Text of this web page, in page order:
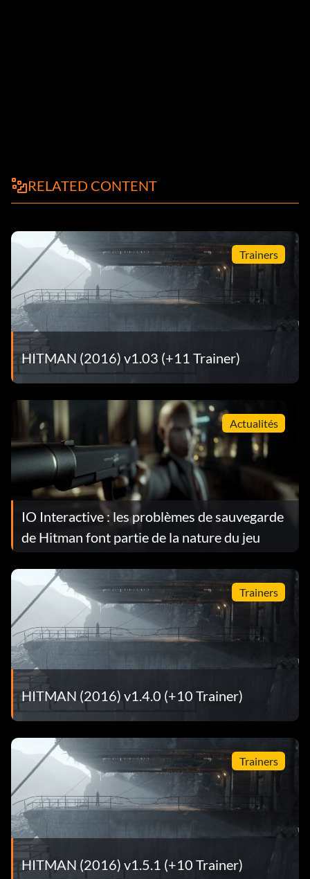
RELATED CONTENT
Trainers
HITMAN (2016) v1.03 (+11 Trainer)
Actualités
IO Interactive : les problèmes de sauvegarde
de Hitman font partie de la nature du jeu
Trainers
HITMAN (2016) v1.4.0 (+10 Trainer)
Trainers
HITMAN (2016) v1.5.1 (+10 Trainer)